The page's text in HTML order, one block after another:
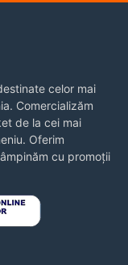
celor mai
Comercializăm
de la cei mai
Oferim
cu promoții